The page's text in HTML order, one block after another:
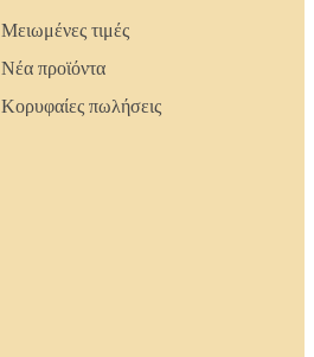
Μειωμένες τιμές
Νέα προϊόντα
Κορυφαίες πωλήσεις